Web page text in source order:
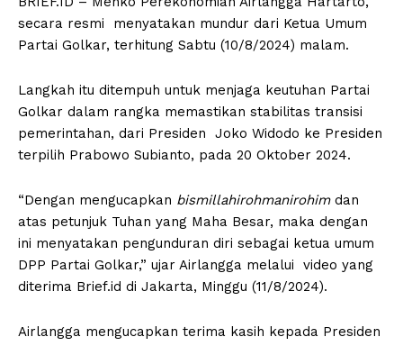
secara resmi menyatakan mundur dari Ketua Umum
Partai Golkar, terhitung Sabtu (10/8/2024) malam.
Langkah itu ditempuh untuk menjaga keutuhan Partai
Golkar dalam rangka memastikan stabilitas transisi
pemerintahan, dari Presiden Joko Widodo ke Presiden
terpilih Prabowo Subianto, pada 20 Oktober 2024.
“Dengan mengucapkan bismillahirohmanirohimdan
atas petunjuk Tuhan yang Maha Besar, maka dengan
ini menyatakan pengunduran diri sebagai ketua umum
DPP Partai Golkar,” ujar Airlangga melalui video yang
diterima Brief.id di Jakarta, Minggu (11/8/2024).
Airlangga mengucapkan terima kasih kepada Presiden